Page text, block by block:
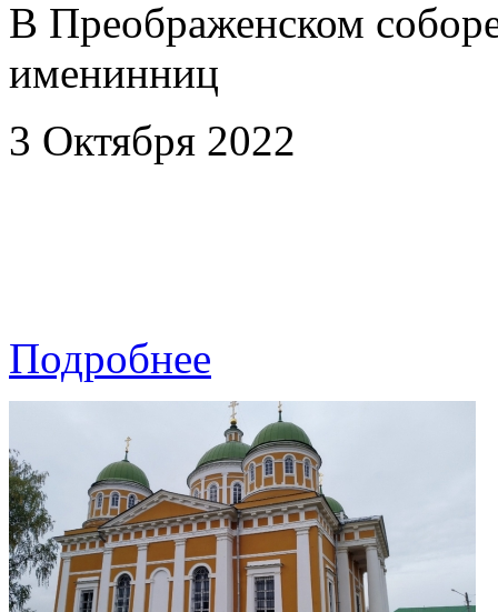
В Преображенском
именинниц
3 Октября 2022
Подробнее